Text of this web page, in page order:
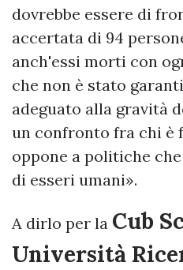
dovrebbe essere di
accertata di 94
anch'essi morti con
che non è stato
adeguato alla gravità
un confronto fra chi è
oppone a politiche
di esseri umani».
A dirlo per la Cub
Università